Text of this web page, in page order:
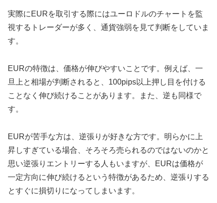
実際にEURを取引する際にはユーロドルのチャートを監
視するトレーダーが多く、通貨強弱を見て判断をしていま
す。
EURの特徴は、価格が伸びやすいことです。例えば、一
旦上と相場が判断されると、100pips以上押し目を付ける
ことなく伸び続けることがあります。また、逆も同様で
す。
EURが苦手な方は、逆張りが好きな方です。明らかに上
昇しすぎている場合、そろそろ売られるのではないのかと
思い逆張りエントリーする人もいますが、EURは価格が
一定方向に伸び続けるという特徴があるため、逆張りする
とすぐに損切りになってしまいます。